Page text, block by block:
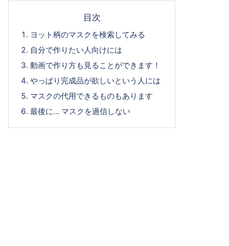
目次
ヨット柄のマスクを検索してみる
自分で作りたい人向けには
動画で作り方も見ることができます！
やっぱり完成品が欲しいという人には
マスクの代用できるものもあります
最後に... マスクを過信しない